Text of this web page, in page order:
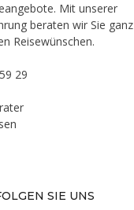
Mit unserer
beraten wir Sie ganz
Reisewünschen.
29
SIE UNS